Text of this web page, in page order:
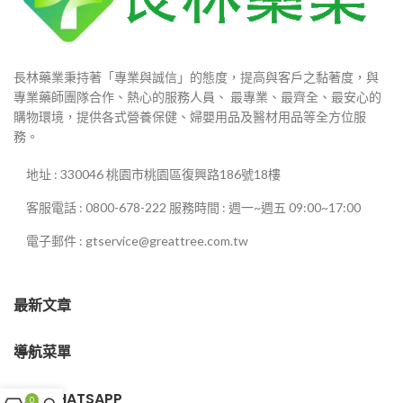
長林藥業秉持著「專業與誠信」的態度，提高與客戶之黏著度，與
專業藥師團隊合作、熱心的服務人員、 最專業、最齊全、最安心的
購物環境，提供各式營養保健、婦嬰用品及醫材用品等全方位服
務。
地址 : 330046 桃園市桃園區復興路186號18樓
客服電話 : 0800-678-222 服務時間 : 週一~週五 09:00~17:00
電子郵件 : gtservice@greattree.com.tw
最新文章
導航菜單
客服WHATSAPP
0